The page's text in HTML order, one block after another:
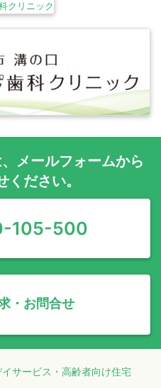
メールフォームから
ください。
105-500
・お問合せ
サービス・高齢者向け住宅